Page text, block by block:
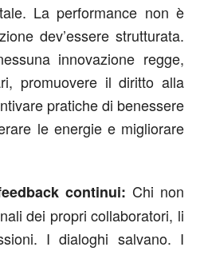
La performance non è
dev’essere strutturata.
innovazione regge,
promuovere il diritto alla
pratiche di benessere
le energie e migliorare
continui: Chi non
dei propri collaboratori, li
I dialoghi salvano. I